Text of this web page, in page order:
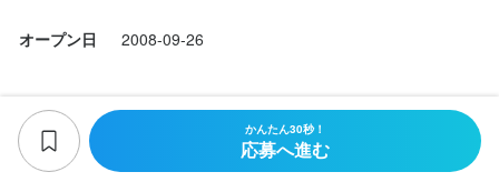
オープン日 2008-09-26
かんたん30秒！
応募へ進む
質問があればお気軽にお申し付けください。
ご応募を心よりお待ちしております。
質問があればお気軽にお申し付けください。
ご応募を心よりお待ちしております。
質問があればお気軽にお申し付けください。
ご応募を心よりお待ちしております。